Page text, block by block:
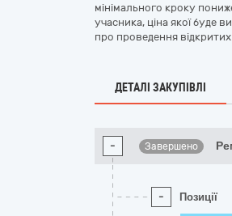
мінімального кроку
учасника, ціна якої буде
про проведення
ДЕТАЛІ ЗАКУПІВЛІ
- Завершено
- Позиції